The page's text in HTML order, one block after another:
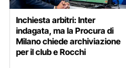
Inchiesta arbitri: Inter
indagata, ma la Procura di
Milano chiede archiviazione
per il club e Rocchi